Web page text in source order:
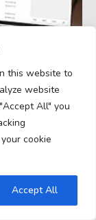
this website to
website
All" you
cookie
Accept All
dėl